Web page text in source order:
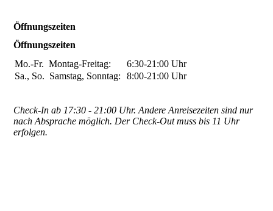
Öffnungszeiten
Öffnungszeiten
Mo.-Fr.Montag-Freitag: 6:30-21:00 Uhr
Sa., So. Samstag, Sonntag: 8:00-21:00 Uhr
Check-In ab 17:30 - 21:00 Uhr. Andere Anreisezeiten sind nur
nach Absprache möglich. Der Check-Out muss bis 11 Uhr
erfolgen.